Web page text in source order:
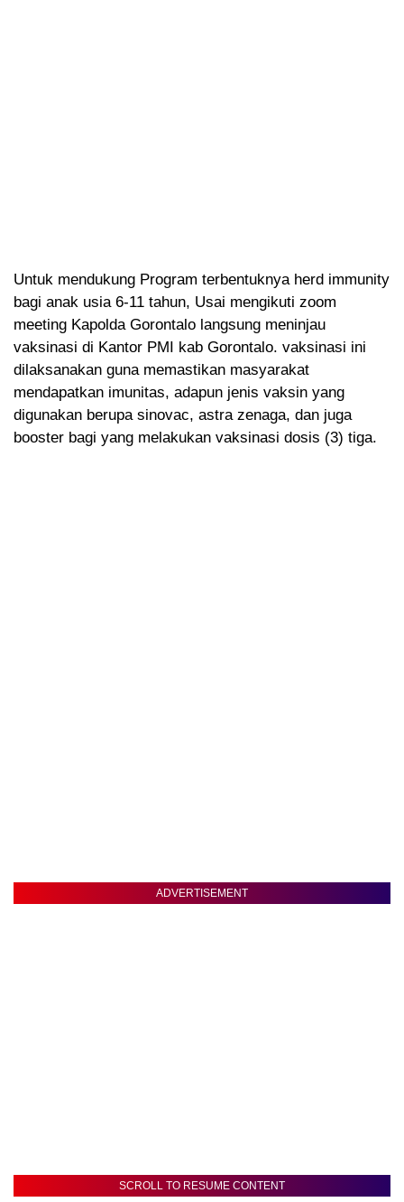
Untuk mendukung Program terbentuknya herd immunity
bagi anak usia 6-11 tahun, Usai mengikuti zoom
meeting Kapolda Gorontalo langsung meninjau
vaksinasi di Kantor PMI kab Gorontalo. vaksinasi ini
dilaksanakan guna memastikan masyarakat
mendapatkan imunitas, adapun jenis vaksin yang
digunakan berupa sinovac, astra zenaga, dan juga
booster bagi yang melakukan vaksinasi dosis (3) tiga.
ADVERTISEMENT
SCROLL TO RESUME CONTENT